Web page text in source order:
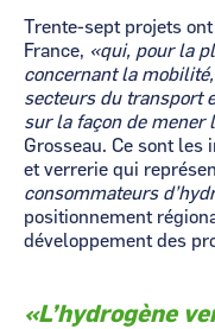
Trente-sept projets
France, «qui, pour la
concernant la
secteurs du transport
sur la façon de mener
Grosseau. Ce sont
et verrerie qui
consommateurs
positionnement
développement des
«L’hydrogène